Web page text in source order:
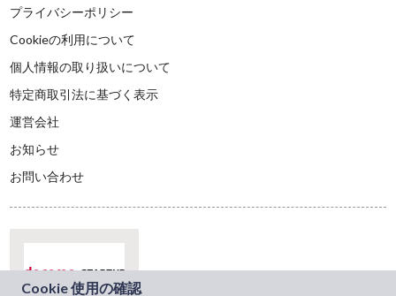
プライバシーポリシー
Cookieの利用について
個人情報の取り扱いについて
特定商取引法に基づく表示
運営会社
お知らせ
お問い合わせ